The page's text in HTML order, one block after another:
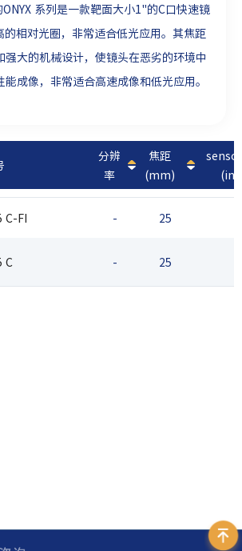
系列是一款靶面大小1"的C口快速镜
的相对光圈，非常适合低光应用。其焦距
强大的机械设计，使镜头在恶劣的环境中
成像，非常适合高速成像和低光应用。
分辨
率
焦距
(mm)
C-FI - 25
C - 25